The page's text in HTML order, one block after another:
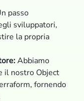
passo
sviluppatori,
la propria
Abbiamo
il nostro Object
fornendo